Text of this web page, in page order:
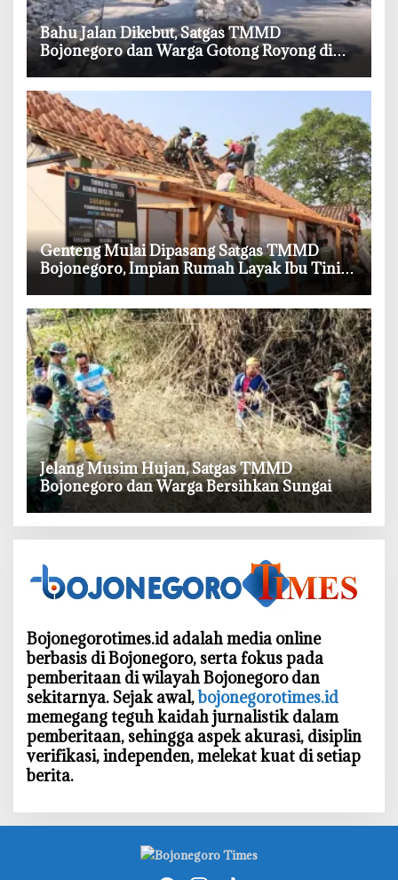
‎Bahu Jalan Dikebut, Satgas TMMD
Bojonegoro dan Warga Gotong Royong di
Tengah Terik
‎Genteng Mulai Dipasang Satgas TMMD
Bojonegoro, Impian Rumah Layak Ibu Tini
‎Jelang Musim Hujan, Satgas TMMD
Bojonegoro dan Warga Bersihkan Sungai
Bojonegorotimes.id adalah media online
berbasis di Bojonegoro, serta fokus pada
pemberitaan di wilayah Bojonegoro dan
sekitarnya. Sejak awal,bojonegorotimes.id
memegang teguh kaidah jurnalistik dalam
pemberitaan, sehingga aspek akurasi, disiplin
verifikasi, independen, melekat kuat di setiap
berita.